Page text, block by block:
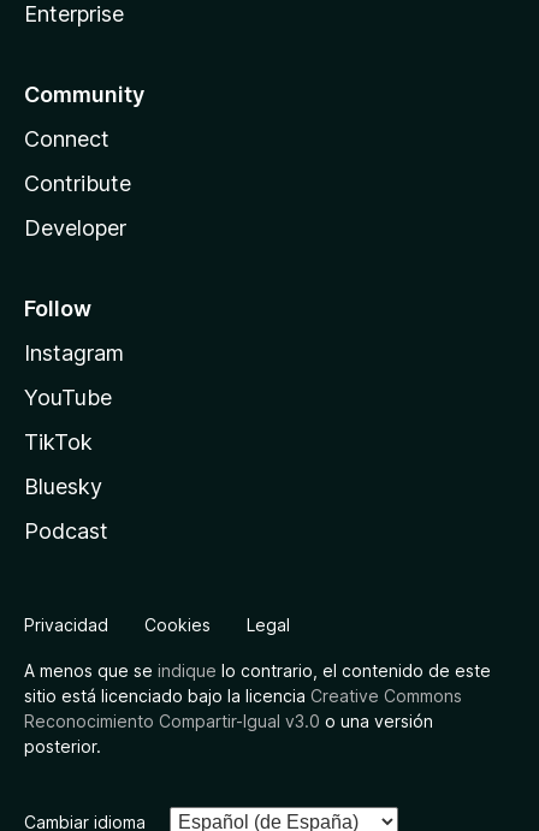
Enterprise
Community
Connect
Contribute
Developer
Follow
Instagram
YouTube
TikTok
Bluesky
Podcast
Privacidad Cookies Legal
A menos que se indique lo contrario, el contenido de este
sitio está licenciado bajo la licencia Creative Commons
Reconocimiento Compartir-Igual v3.0 o una versión
posterior.
Cambiar idioma